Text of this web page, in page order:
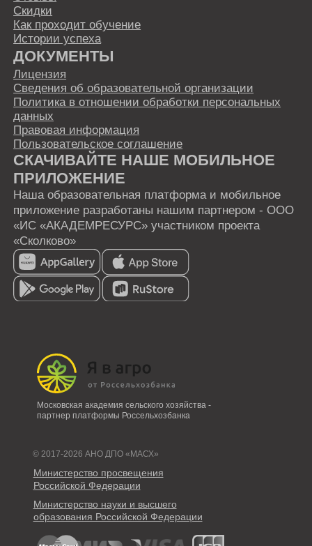
Московская академия сельского хозяйства -
партнер платформы Россельхозбанка
© 2017-2026 АНО ДПО «МАСХ»
Министерство просвещения
Российской Федерации
Министерство науки и высшего
образования Российской Федерации